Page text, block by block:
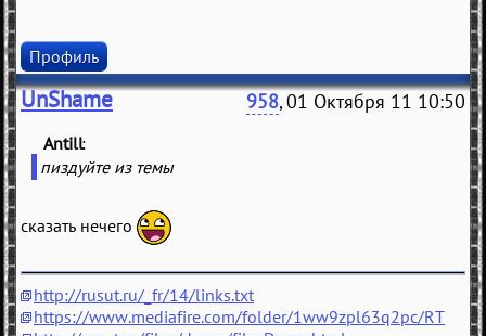
Профиль
UnShame 958, 01 Октября 11 10:50
Antill
пиздуйте из темы
сказать нечего
http://rusut.ru/_fr/14/links.txt
https://www.mediafire.com/folder/1ww9zpl63q2pc/RT